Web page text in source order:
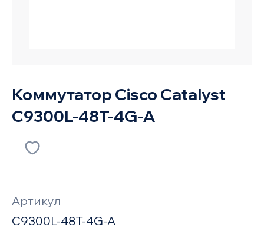
Коммутатор Cisco Catalyst
C9300L-48T-4G-A
Артикул
C9300L-48T-4G-A